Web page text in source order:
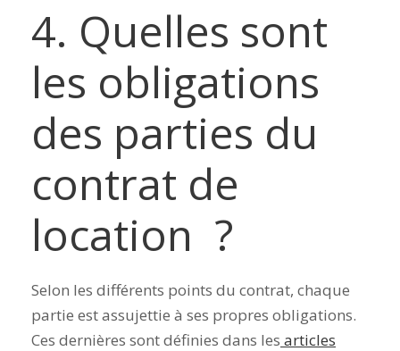
4. Quelles sont
les obligations
des parties du
contrat de
location ?
Selon les différents points du contrat, chaque
partie est assujettie à ses propres obligations.
Ces dernières sont définies dans les articles